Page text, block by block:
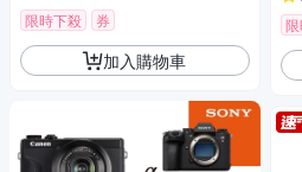
限時下殺
券
加入購物車